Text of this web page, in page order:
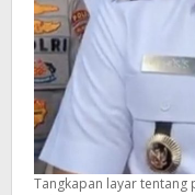
Tangkapan layar